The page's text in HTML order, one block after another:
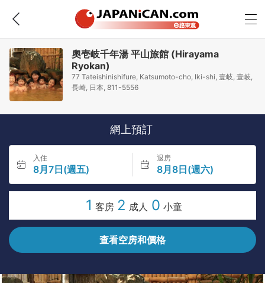
奧壱岐千年湯 平山旅館 (Hirayama
Ryokan)
77 Tateishinishifure, Katsumoto-cho, Iki-shi, 壹岐, 壹岐,
長崎, 日本, 811-5556
網上預訂
入住
8月7日(週五)
退房
8月8日(週六)
1 客房 2 成人 0 小童
查看空房和價格